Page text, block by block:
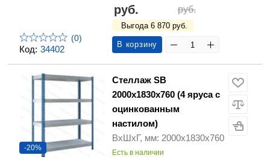
Код: 34402
(0)
руб.
руб.
Выгода 6 870 руб.
В корзину
-20%
Стеллаж SB
2000х1830х760 (4 яруса с
оцинкованным
настилом)
ВхШхГ, мм: 2000х1830х760
Есть в наличии